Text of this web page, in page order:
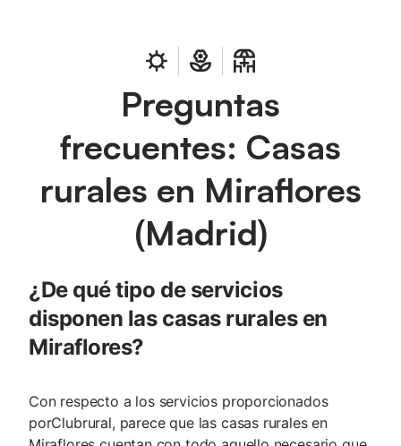
Preguntas
frecuentes: Casas
rurales en Miraflores
(Madrid)
¿De qué tipo de servicios
disponen las casas rurales en
Miraflores?
Con respecto a los servicios proporcionados
porClubrural, parece que las casas rurales en